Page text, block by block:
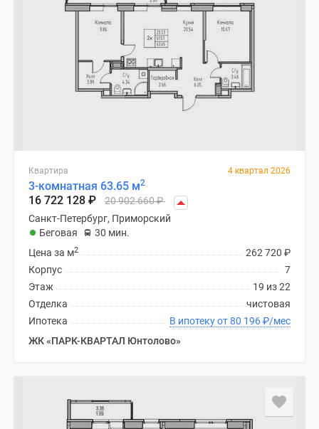
Квартира 4 квартал 2026
3-комнатная 63.65 м2
16 722 128 ₽ 20 902 660₽
Санкт-Петербург, Приморский
Беговая
30 мин.
262 720 ₽
Цена за м2
7
Корпус
19 из 22
Этаж
чистовая
Отделка
В ипотеку от 80 196₽/мес
Ипотека
ЖК «ПАРК-КВАРТАЛ Юнтолово»